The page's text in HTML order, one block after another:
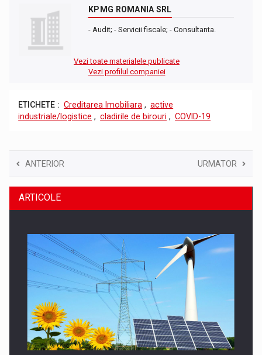
KPMG ROMANIA SRL
- Audit; - Servicii fiscale; - Consultanta.
Vezi toate materialele publicate
Vezi profilul companiei
ETICHETE : Creditarea Imobiliara , active
industriale/logistice , cladirile de birouri , COVID-19
ANTERIOR URMATOR
ARTICOLE